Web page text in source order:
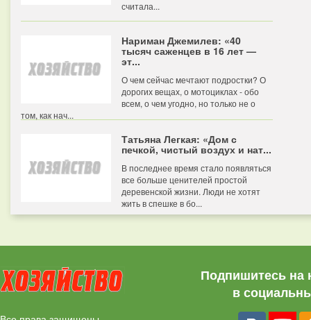
считала...
Нариман Джемилев: «40
тысяч саженцев в 16 лет —
эт...
О чем сейчас мечтают подростки? О
дорогих вещах, о мотоциклах - обо
всем, о чем угодно, но только не о
том, как нач...
Татьяна Легкая: «Дом с
печкой, чистый воздух и нат...
В последнее время стало появляться
все больше ценителей простой
деревенской жизни. Люди не хотят
жить в спешке в бо...
Подпишитесь на
в